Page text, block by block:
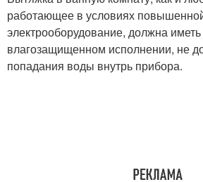
работающее в условиях
электрооборудование, должна
влагозащищенном исполнении, не
попадания воды внутрь прибора.